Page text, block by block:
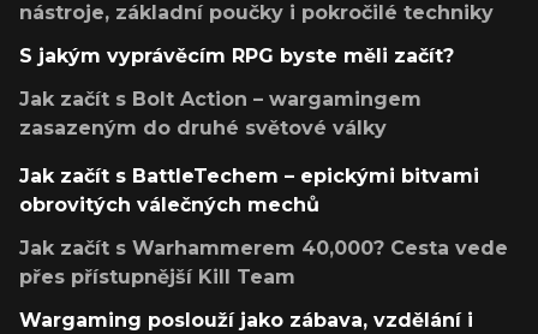
nástroje, základní poučky i pokročilé techniky
S jakým vyprávěcím RPG byste měli začít?
Jak začít s Bolt Action – wargamingem
zasazeným do druhé světové války
Jak začít s BattleTechem – epickými bitvami
obrovitých válečných mechů
Jak začít s Warhammerem 40,000? Cesta vede
přes přístupnější Kill Team
Wargaming poslouží jako zábava, vzdělání i